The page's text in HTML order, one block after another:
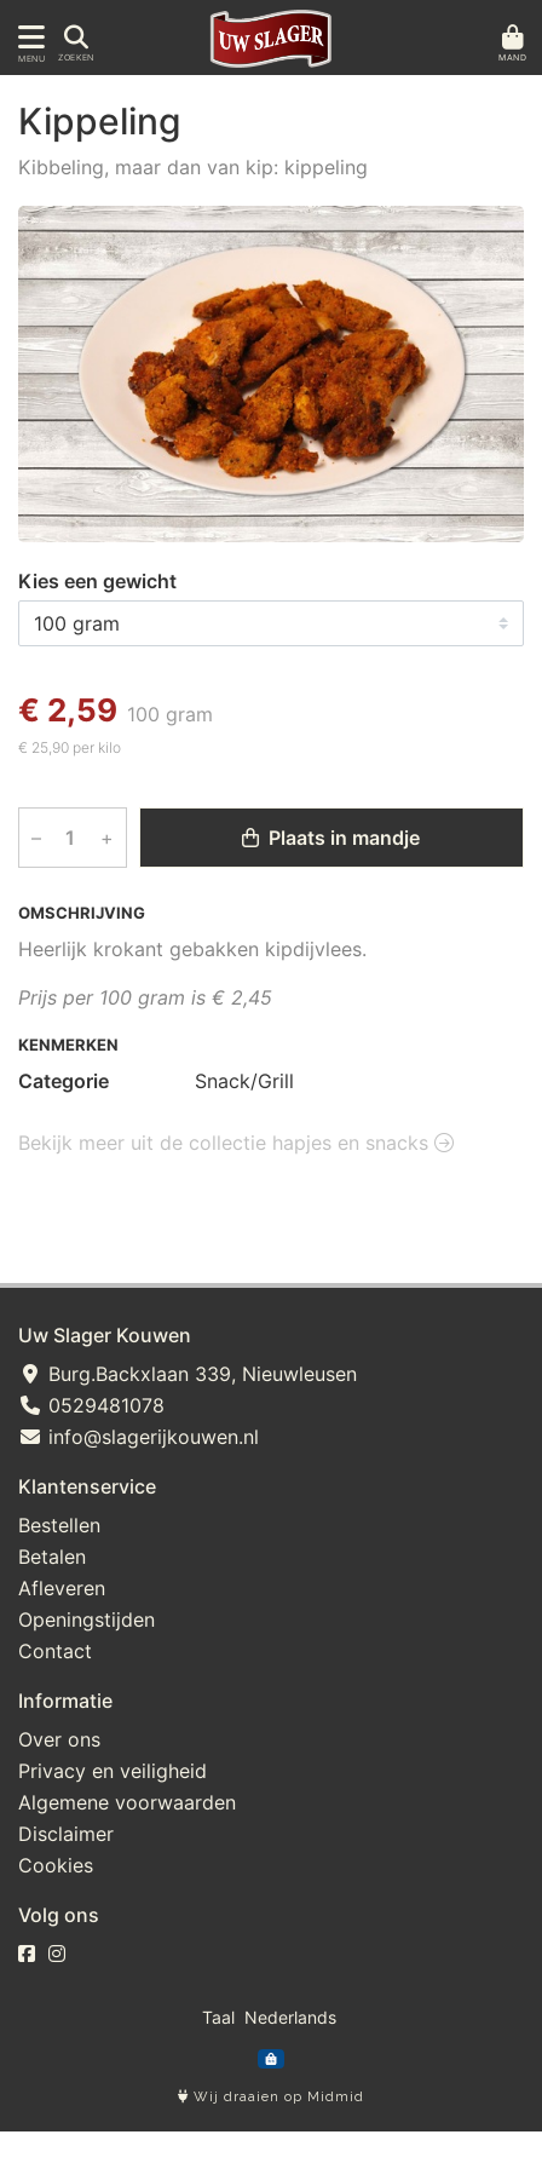
MENU ZOEKEN MAND
OMSCHRIJVING
Heerlijk krokant gebakken kipdijvlees.
Prijs per 100 gram is € 2,45
Kippeling
Kibbeling, maar dan van kip: kippeling
Kies een gewicht
€ 2,59 100 gram
€ 25,90 per kilo
– + Plaats in mandje
KENMERKEN
Categorie Snack/Grill
Bekijk meer uit de collectie hapjes en snacks
Uw Slager Kouwen
Burg.Backxlaan 339, Nieuwleusen
0529481078
info@slagerijkouwen.nl
Klantenservice
Bestellen
Betalen
Afleveren
Openingstijden
Contact
Informatie
Over ons
Privacy en veiligheid
Algemene voorwaarden
Disclaimer
Cookies
Volg ons
Taal
Wij draaien op Midmid